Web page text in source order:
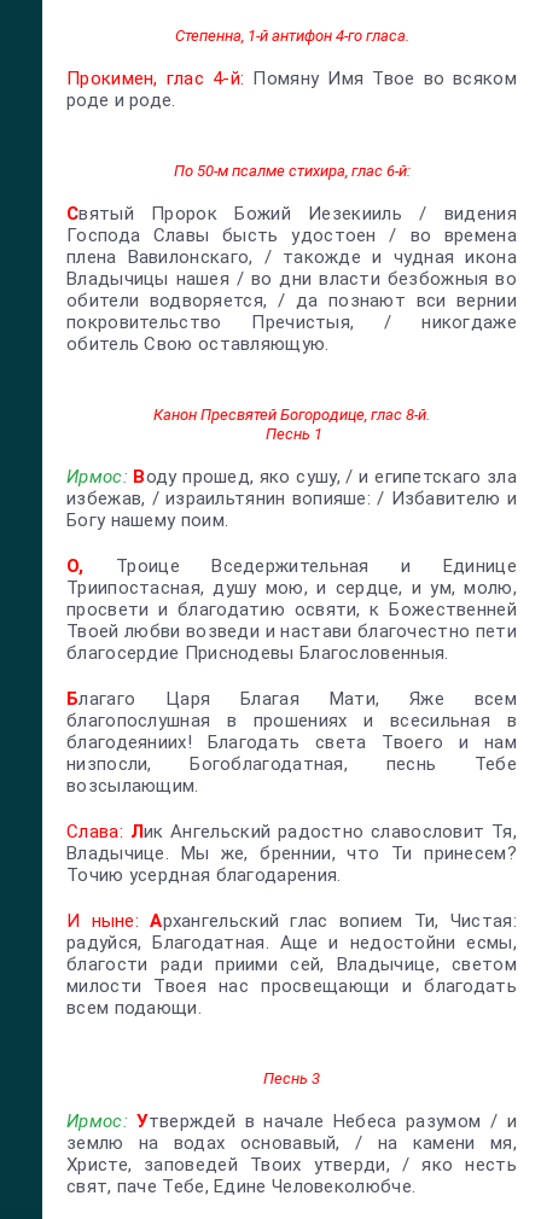
Степенна, 1-й антифон 4-го гласа.
Прокимен, глас 4-й: Помяну Имя Твое во всяком
роде и роде.
По 50-м псалме стихира, глас 6-й:
Святый Пророк Божий Иезекииль / видения
Господа Славы бысть удостоен / во времена
плена Вавилонскаго, / такожде и чудная икона
Владычицы нашея / во дни власти безбожныя во
обители водворяется, / да познают вси вернии
покровительство Пречистыя, / никогдаже
обитель Свою оставляющую.
Канон Пресвятей Богородице, глас 8-й.
Песнь 1
Ирмос: Воду прошед, яко сушу, / и египетскаго зла
избежав, / израильтянин вопияше: / Избавителю и
Богу нашему поим.
О, Троице Вседержительная и Единице
Триипостасная, душу мою, и сердце, и ум, молю,
просвети и благодатию освяти, к Божественней
Твоей любви возведи и настави благочестно пети
благосердие Приснодевы Благословенныя.
Благаго Царя Благая Мати, Яже всем
благопослушная в прошениях и всесильная в
благодеяниих! Благодать света Твоего и нам
низпосли, Богоблагодатная, песнь Тебе
возсылающим.
Слава: Лик Ангельский радостно славословит Тя,
Владычице. Мы же, бреннии, что Ти принесем?
Точию усердная благодарения.
И ныне:Архангельский глас вопием Ти, Чистая:
радуйся, Благодатная. Аще и недостойни есмы,
благости ради приими сей, Владычице, светом
милости Твоея нас просвещающи и благодать
всем подающи.
Песнь 3
Ирмос: Утверждей в начале Небеса разумом / и
землю на водах основавый, / на камени мя,
Христе, заповедей Твоих утверди, / яко несть
свят, паче Тебе, Едине Человеколюбче.